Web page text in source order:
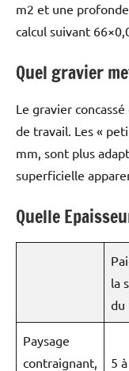
m2 et une
calcul suivant
Quel gravier
Le gravier
de travail. Les «
mm, sont plus
superficielle
Quelle
la
du
Paysage
contraignant,
5